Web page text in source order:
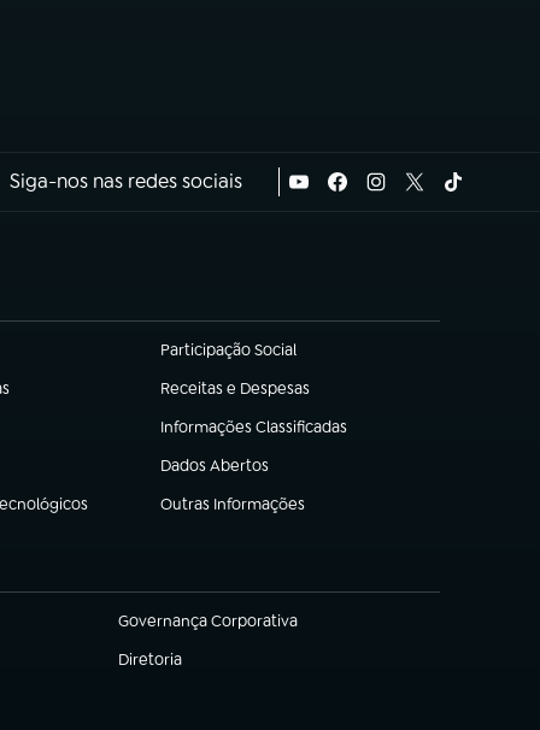
Siga-nos nas redes sociais
Participação Social
(abre em nova aba)
Receitas e Despesas
(abre em nova aba)
Informações Classificadas
(abre em nova aba)
Dados Abertos
(abre em nova aba)
Outras Informações
(abre em nova aba)
Governança Corporativa
(abre em nova aba)
Diretoria
(abre em nova aba)